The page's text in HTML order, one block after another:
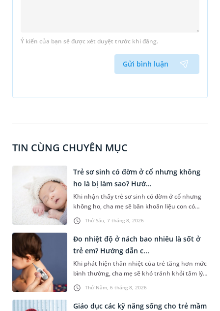
Ý kiến của bạn sẽ được xét duyệt trước khi đăng.
Gửi bình luận
TIN CÙNG CHUYÊN MỤC
Thứ Sáu, 7 tháng 8, 2026
Trẻ sơ sinh có đờm ở cổ nhưng không
ho là bị làm sao? Hướ...
Khi nhận thấy trẻ sơ sinh có đờm ở cổ nhưng
không ho, cha mẹ sẽ băn khoăn liệu con có
đang mắc bệnh đường hô hấp hay không.
Những chia sẻ dưới đây sẽ giúp cha mẹ hiểu
thêm về nguyên nhân gây nên tình trạng này
và cách xử trí an toàn để giúp bé dễ chịu, tránh
gặp phải vấn đề nguy hại cho sức khỏe.
Thứ Năm, 6 tháng 8, 2026
Đo nhiệt độ ở nách bao nhiêu là sốt ở
trẻ em? Hướng dẫn c...
Khi phát hiện thân nhiệt của trẻ tăng hơn mức
bình thường, cha mẹ sẽ khó tránh khỏi tâm lý
lo lắng. Tuy nhiên, không phải ai cũng biết đo
nhiệt độ ở nách bao nhiêu là sốt ở trẻ em và
cách chăm sóc trẻ sốt sao cho an toàn. Những
Giáo dục các kỹ năng sống cho trẻ mầm